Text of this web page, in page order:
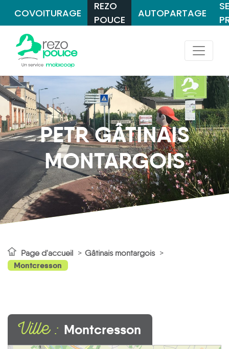
COVOITURAGE
REZO
POUCE
AUTOPARTAGE
PETR GÂTINAIS
MONTARGOIS
Page d'accueil Gâtinais montargois
Montcresson
Ville : Montcresson